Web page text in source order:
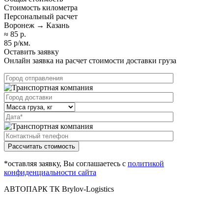
Стоимость километра
Персональный расчет
Воронеж → Казань
≈ 85 р.
85 р/км.
Оставить заявку
Онлайн заявка на расчет стоимости доставки груза
Рассчитать стоимость
*оставляя заявку, Вы соглашаетесь с политикой
конфиденциальности сайта
АВТОПАРК ТК Brylov-Logistics